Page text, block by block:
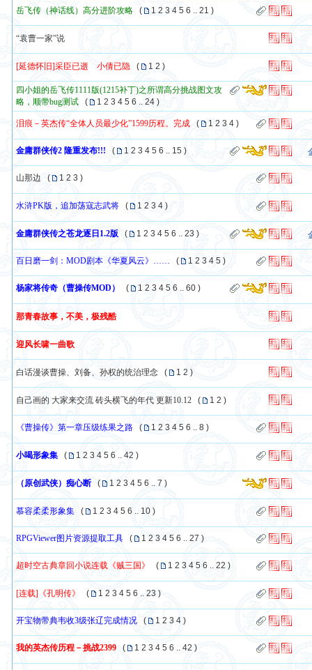
岳飞传（神话线）高分进阶攻略 ( 1 2 3 4 5 6 ..21 )
“袁曹一家”说
[延德怀旧]采臣已逝 小倩已隐 ( 1 2 )
四小姐的岳飞传1111版(1215补丁)之所谓高分挑战图文攻
略，顺带bug测试 ( 1 2 3 4 5 6 ..24 )
泪痕－英杰传“全体人员最少化”1599历程。完成 ( 1 2 3 4 )
金庸群侠传2 隆重发布!!! ( 1 2 3 4 5 6 .. 15 )
山那边 ( 1 2 3 )
水浒PK版，追加荡寇志武将 ( 1 2 3 4 )
金庸群侠传之苍龙逐日1.2版 ( 1 2 3 4 5 6 ..23 )
百日磨一剑：MOD剧本《华夏风云》…… ( 1 2 3 4 5 )
杨家将传奇（曹操传MOD） ( 1 2 3 4 5 6 ..60 )
那青春故事，不美，极残酷
迎风长啸一曲歌
白话漫谈曹操、刘备、孙权的统治理念 ( 1 2 )
自己画的 大家来交流 砖头横飞的年代 更新10.12 ( 1 2 )
《曹操传》第一章压级练果之路 ( 1 2 3 4 5 6 ..8 )
小喝形象集 ( 1 2 3 4 5 6 ..42 )
（原创武侠）痴心断( 1 2 3 4 5 6 ..7 )
慕容柔柔形象集 ( 1 2 3 4 5 6 .. 10 )
RPGViewer图片资源提取工具 ( 1 2 3 4 5 6 ..27 )
超时空古典章回小说连载《贼三国》 ( 1 2 3 4 5 6 ..22 )
[连载]《孔明传》 ( 1 2 3 4 5 6 ..23 )
开宝物带典韦收3级张辽完成情况 ( 1 2 3 4 )
我的英杰传历程－挑战2399 ( 1 2 3 4 5 6 ..42 )